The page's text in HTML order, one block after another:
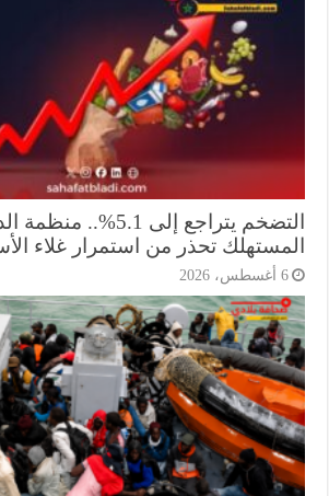
التضخم يتراجع إلى 5.1%.. منظمة
تحذر من استمرار غلاء